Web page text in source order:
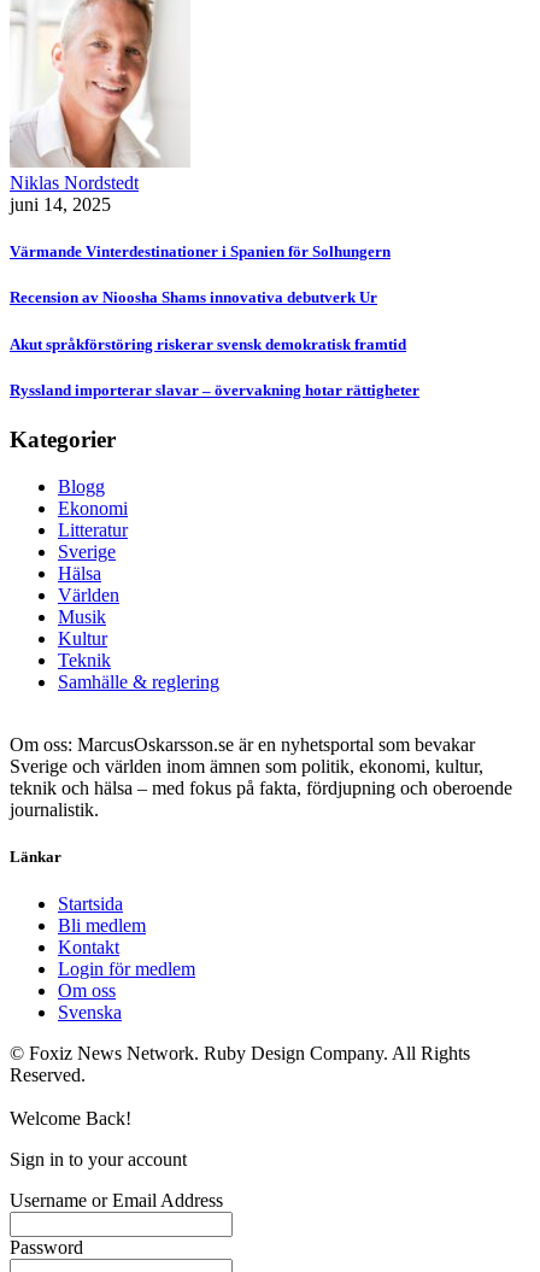
Niklas Nordstedt
juni 14, 2025
Värmande Vinterdestinationer i Spanien för Solhungern
Recension av Nioosha Shams innovativa debutverk Ur
Akut språkförstöring riskerar svensk demokratisk framtid
Ryssland importerar slavar – övervakning hotar rättigheter
Kategorier
Blogg
Ekonomi
Litteratur
Sverige
Hälsa
Världen
Musik
Kultur
Teknik
Samhälle & reglering
Om oss: MarcusOskarsson.se är en nyhetsportal som bevakar
Sverige och världen inom ämnen som politik, ekonomi, kultur,
teknik och hälsa – med fokus på fakta, fördjupning och oberoende
journalistik.
Länkar
Startsida
Bli medlem
Kontakt
Login för medlem
Om oss
Svenska
© Foxiz News Network. Ruby Design Company. All Rights
Reserved.
Welcome Back!
Sign in to your account
Username or Email Address
Password